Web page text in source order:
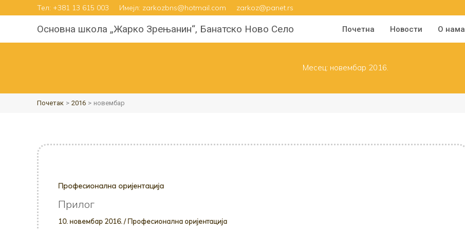
на
Тел: +381 13 615 003 Имејл: zarkozbns@hotmail.com zarkoz@panet.rs
Основна школа „Жарко Зрењанин“, Банатско Ново Село Почетна Новости О нама
Месец: новембар 2016.
Почетак 2016 новембар
Професионална оријентација
Прилог
10. новембар 2016./Професионална оријентација